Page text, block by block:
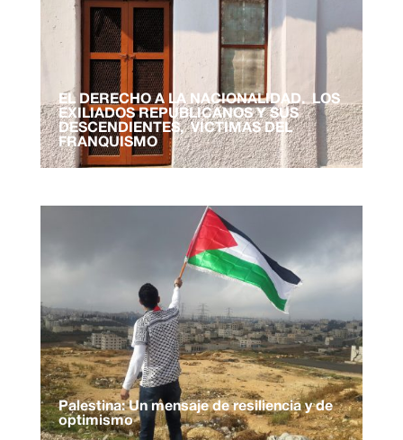
EL DERECHO A LA NACIONALIDAD. LOS
EXILIADOS REPUBLICANOS Y SUS
DESCENDIENTES, VÍCTIMAS DEL
FRANQUISMO
Palestina: Un mensaje de resiliencia y de
optimismo